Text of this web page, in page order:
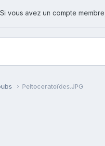
vous avez un compte membre,
Peltoceratoïdes.JPG